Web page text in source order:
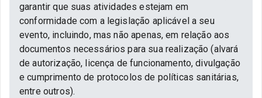
garantir que suas atividades estejam em
conformidade com a legislação aplicável a seu
evento, incluindo, mas não apenas, em relação aos
documentos necessários para sua realização (alvará
de autorização, licença de funcionamento, divulgação
e cumprimento de protocolos de políticas sanitárias,
entre outros).